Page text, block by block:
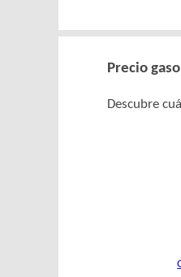
Precio
Descubre